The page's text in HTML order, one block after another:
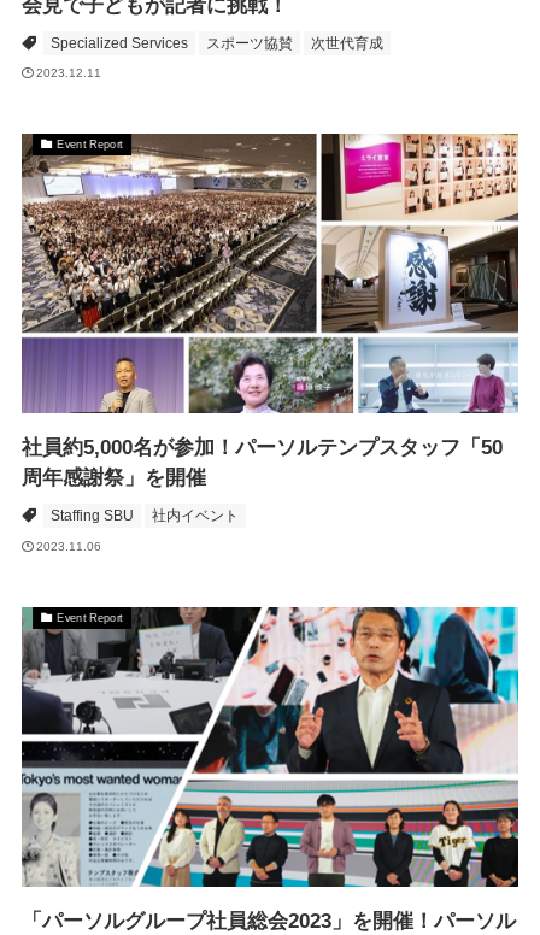
会見で子どもが記者に挑戦！
Specialized Services スポーツ協賛 次世代育成
2023.12.11
Event Report
社員約5,000名が参加！パーソルテンプスタッフ「50
周年感謝祭」を開催
Staffing SBU 社内イベント
2023.11.06
Event Report
「パーソルグループ社員総会2023」を開催！パーソル